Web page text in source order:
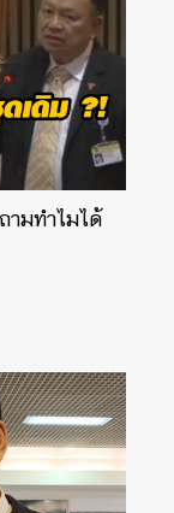
ามทำไมได้